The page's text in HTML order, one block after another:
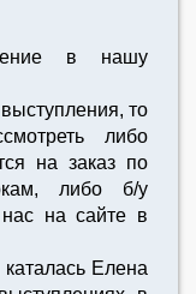
в нашу
то
либо
на заказ по
либо б/у
на сайте в
Елена